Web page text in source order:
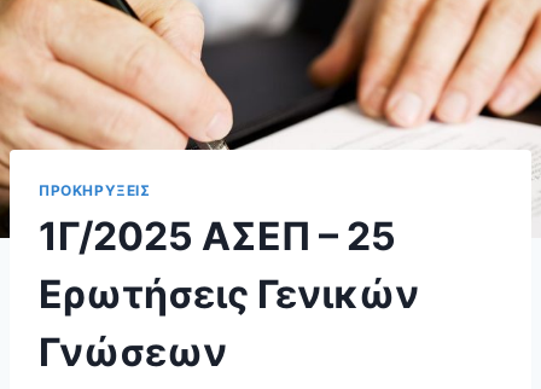
ΠΡΟΚΗΡΥΞΕΙΣ
1Γ/2025 ΑΣΕΠ – 25
Ερωτήσεις Γενικών
Γνώσεων